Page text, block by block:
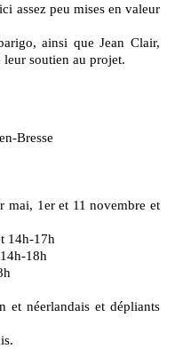
assez peu mises en valeur
ainsi que Jean Clair,
leur soutien au projet.
Bresse
mai, 1er et 11 novembre et
14h-17h
18h
et néerlandais et dépliants